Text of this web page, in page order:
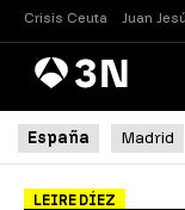
Crisis Ceuta Juan
AntenaNoticias
España Madrid
LEIRE DÍEZ